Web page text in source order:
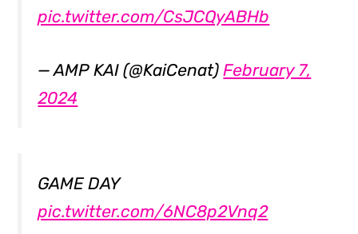
pic.twitter.com/CsJCQyABHb
— AMP KAI (@KaiCenat)February 7,
2024
GAME DAY
pic.twitter.com/6NC8p2Vnq2